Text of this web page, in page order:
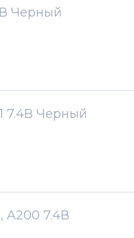
Черный
7.4В Черный
A200 7.4В